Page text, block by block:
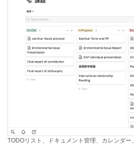
TODOリスト、ドキュメント管理、カレンダ